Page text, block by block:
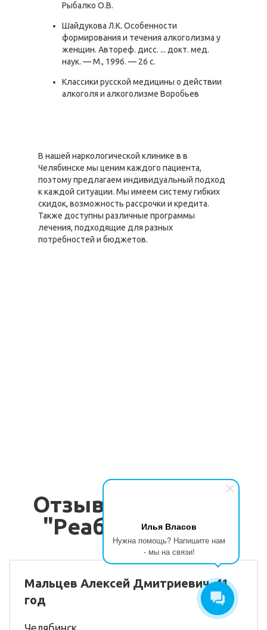
Илья Власов
Нужна помощь? Напишите нам
- мы на связи!
Рыбалко О.В.
Шайдукова Л.К. Особенности
формирования и течения алкоголизма у
женщин. Автореф. дисс. ... докт. мед.
наук. — М., 1996. — 26 с.
Классики русской медицины о действии
алкоголя и алкоголизме Воробьев
В нашей наркологической клинике в в
Челябинске мы ценим каждого пациента,
поэтому предлагаем индивидуальный подход
к каждой ситуации. Мы имеем систему гибких
скидок, возможность рассрочки и кредита.
Также доступны различные программы
лечения, подходящие для разных
потребностей и бюджетов.
Отзывы об услуге
"Реабилитация"
Мальцев Алексей Дмитриевич, 41
год
Челябинск